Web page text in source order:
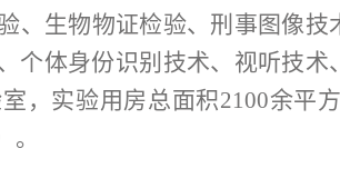
、生物物证检验、刑事图像技
个体身份识别技术、视听技术
，实验用房总面积2100余平
。